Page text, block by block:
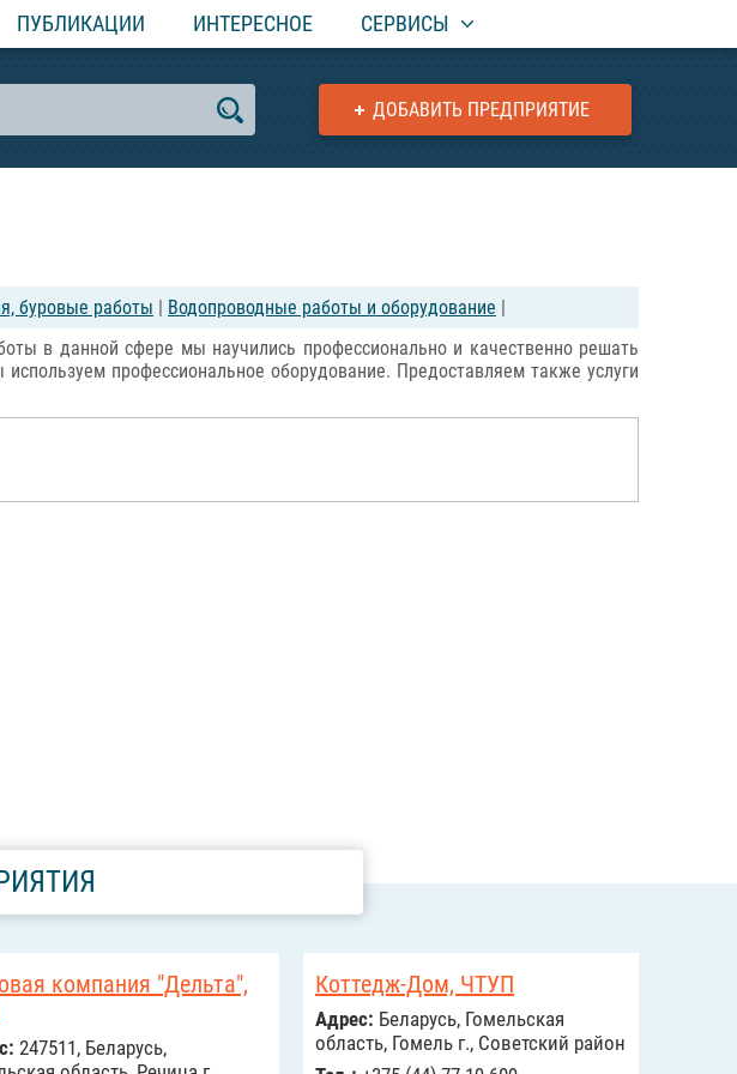
ПУБЛИКАЦИИ ИНТЕРЕСНОЕ СЕРВИСЫ
ДОБАВИТЬ ПРЕДПРИЯТИЕ
буровые работы | Водопроводные работы и оборудование |
в данной сфере мы научились профессионально и качественно решать
профессиональное оборудование. Предоставляем также услуги
компания "Дельта",
247511, Беларусь,
Коттедж-Дом, ЧТУП
Адрес: Беларусь, Гомельская
область, Гомель г., Советский район